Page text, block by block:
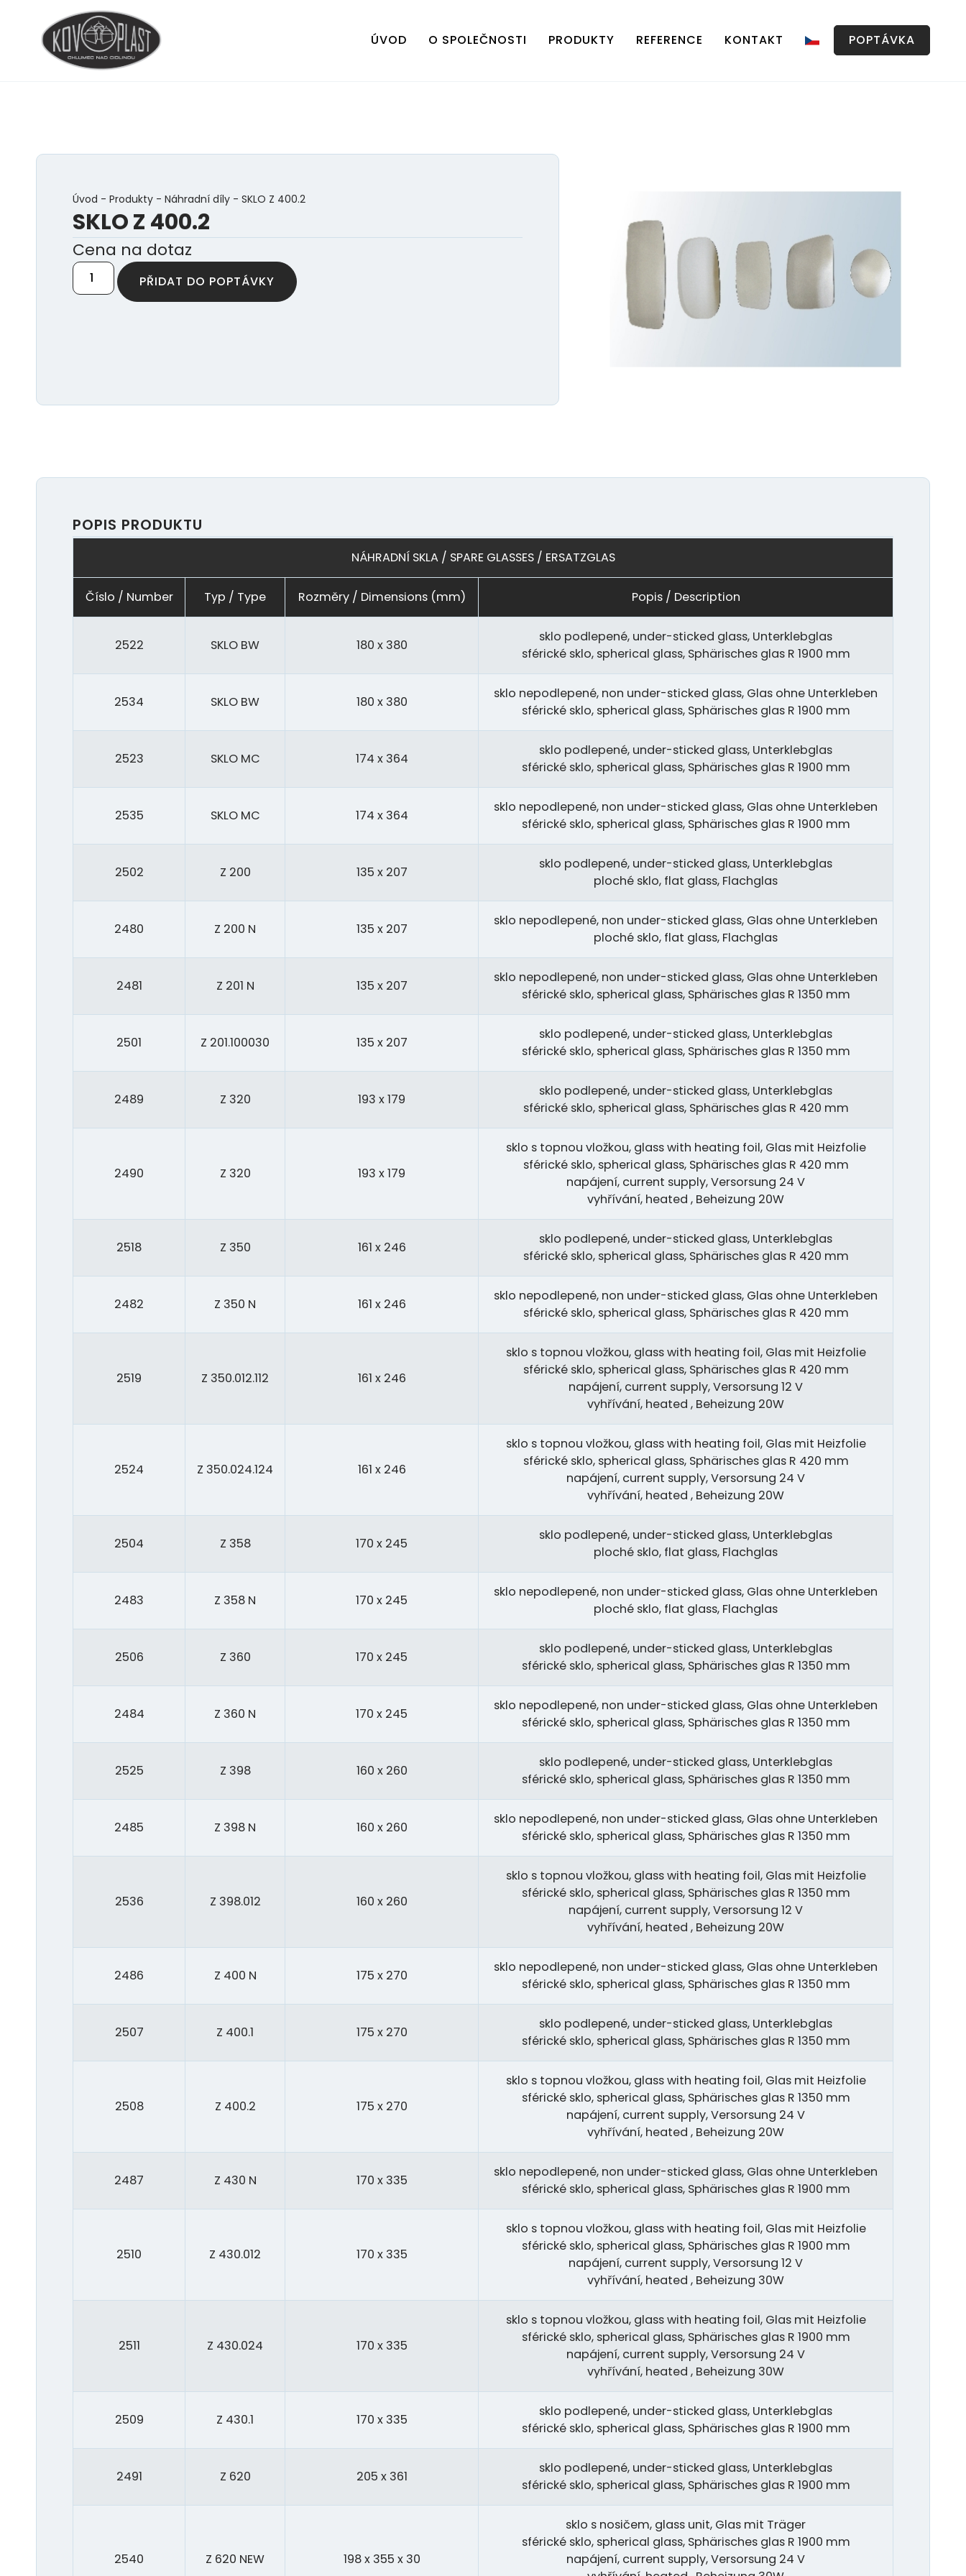
ÚVOD O SPOLEČNOSTI PRODUKTY REFERENCE KONTAKT POPTÁVKA
Úvod - Produkty - Náhradní díly - SKLO Z 400.2
SKLO Z 400.2
Cena na dotaz
PŘIDAT DO POPTÁVKY
POPIS PRODUKTU
NÁHRADNÍ SKLA / SPARE GLASSES / ERSATZGLAS
Číslo / Number Typ / Type Rozměry / Dimensions (mm) Popis / Description
2522 SKLO BW 180 x 380
sklo podlepené, under-sticked glass, Unterklebglas
sférické sklo, spherical glass, Sphärisches glas R 1900 mm
2534 SKLO BW 180 x 380
sklo nepodlepené, non under-sticked glass, Glas ohne Unterkleben
sférické sklo, spherical glass, Sphärisches glas R 1900 mm
2523 SKLO MC 174 x 364
sklo podlepené, under-sticked glass, Unterklebglas
sférické sklo, spherical glass, Sphärisches glas R 1900 mm
2535 SKLO MC 174 x 364
sklo nepodlepené, non under-sticked glass, Glas ohne Unterkleben
sférické sklo, spherical glass, Sphärisches glas R 1900 mm
2502 Z 200 135 x 207
sklo podlepené, under-sticked glass, Unterklebglas
ploché sklo, flat glass, Flachglas
2480 Z 200 N 135 x 207
sklo nepodlepené, non under-sticked glass, Glas ohne Unterkleben
ploché sklo, flat glass, Flachglas
2481 Z 201 N 135 x 207
sklo nepodlepené, non under-sticked glass, Glas ohne Unterkleben
sférické sklo, spherical glass, Sphärisches glas R 1350 mm
2501 Z 201.100030 135 x 207
sklo podlepené, under-sticked glass, Unterklebglas
sférické sklo, spherical glass, Sphärisches glas R 1350 mm
2489 Z 320 193 x 179
sklo podlepené, under-sticked glass, Unterklebglas
sférické sklo, spherical glass, Sphärisches glas R 420 mm
2490 Z 320 193 x 179
sklo s topnou vložkou, glass with heating foil, Glas mit Heizfolie
sférické sklo, spherical glass, Sphärisches glas R 420 mm
napájení, current supply, Versorsung 24 V
vyhřívání, heated , Beheizung 20W
2518 Z 350 161 x 246
sklo podlepené, under-sticked glass, Unterklebglas
sférické sklo, spherical glass, Sphärisches glas R 420 mm
2482 Z 350 N 161 x 246
sklo nepodlepené, non under-sticked glass, Glas ohne Unterkleben
sférické sklo, spherical glass, Sphärisches glas R 420 mm
2519 Z 350.012.112 161 x 246
sklo s topnou vložkou, glass with heating foil, Glas mit Heizfolie
sférické sklo, spherical glass, Sphärisches glas R 420 mm
napájení, current supply, Versorsung 12 V
vyhřívání, heated , Beheizung 20W
2524 Z 350.024.124 161 x 246
sklo s topnou vložkou, glass with heating foil, Glas mit Heizfolie
sférické sklo, spherical glass, Sphärisches glas R 420 mm
napájení, current supply, Versorsung 24 V
vyhřívání, heated , Beheizung 20W
2504 Z 358 170 x 245
sklo podlepené, under-sticked glass, Unterklebglas
ploché sklo, flat glass, Flachglas
2483 Z 358 N 170 x 245
sklo nepodlepené, non under-sticked glass, Glas ohne Unterkleben
ploché sklo, flat glass, Flachglas
2506 Z 360 170 x 245
sklo podlepené, under-sticked glass, Unterklebglas
sférické sklo, spherical glass, Sphärisches glas R 1350 mm
2484 Z 360 N 170 x 245
sklo nepodlepené, non under-sticked glass, Glas ohne Unterkleben
sférické sklo, spherical glass, Sphärisches glas R 1350 mm
2525 Z 398 160 x 260
sklo podlepené, under-sticked glass, Unterklebglas
sférické sklo, spherical glass, Sphärisches glas R 1350 mm
2485 Z 398 N 160 x 260
sklo nepodlepené, non under-sticked glass, Glas ohne Unterkleben
sférické sklo, spherical glass, Sphärisches glas R 1350 mm
2536 Z 398.012 160 x 260
sklo s topnou vložkou, glass with heating foil, Glas mit Heizfolie
sférické sklo, spherical glass, Sphärisches glas R 1350 mm
napájení, current supply, Versorsung 12 V
vyhřívání, heated , Beheizung 20W
2486 Z 400 N 175 x 270
sklo nepodlepené, non under-sticked glass, Glas ohne Unterkleben
sférické sklo, spherical glass, Sphärisches glas R 1350 mm
2507 Z 400.1 175 x 270
sklo podlepené, under-sticked glass, Unterklebglas
sférické sklo, spherical glass, Sphärisches glas R 1350 mm
2508 Z 400.2 175 x 270
sklo s topnou vložkou, glass with heating foil, Glas mit Heizfolie
sférické sklo, spherical glass, Sphärisches glas R 1350 mm
napájení, current supply, Versorsung 24 V
vyhřívání, heated , Beheizung 20W
2487 Z 430 N 170 x 335
sklo nepodlepené, non under-sticked glass, Glas ohne Unterkleben
sférické sklo, spherical glass, Sphärisches glas R 1900 mm
2510 Z 430.012 170 x 335
sklo s topnou vložkou, glass with heating foil, Glas mit Heizfolie
sférické sklo, spherical glass, Sphärisches glas R 1900 mm
napájení, current supply, Versorsung 12 V
vyhřívání, heated , Beheizung 30W
2511 Z 430.024 170 x 335
sklo s topnou vložkou, glass with heating foil, Glas mit Heizfolie
sférické sklo, spherical glass, Sphärisches glas R 1900 mm
napájení, current supply, Versorsung 24 V
vyhřívání, heated , Beheizung 30W
2509 Z 430.1 170 x 335
sklo podlepené, under-sticked glass, Unterklebglas
sférické sklo, spherical glass, Sphärisches glas R 1900 mm
2491 Z 620 205 x 361
sklo podlepené, under-sticked glass, Unterklebglas
sférické sklo, spherical glass, Sphärisches glas R 1900 mm
2540 Z 620 NEW 198 x 355 x 30
sklo s nosičem, glass unit, Glas mit Träger
sférické sklo, spherical glass, Sphärisches glas R 1900 mm
napájení, current supply, Versorsung 24 V